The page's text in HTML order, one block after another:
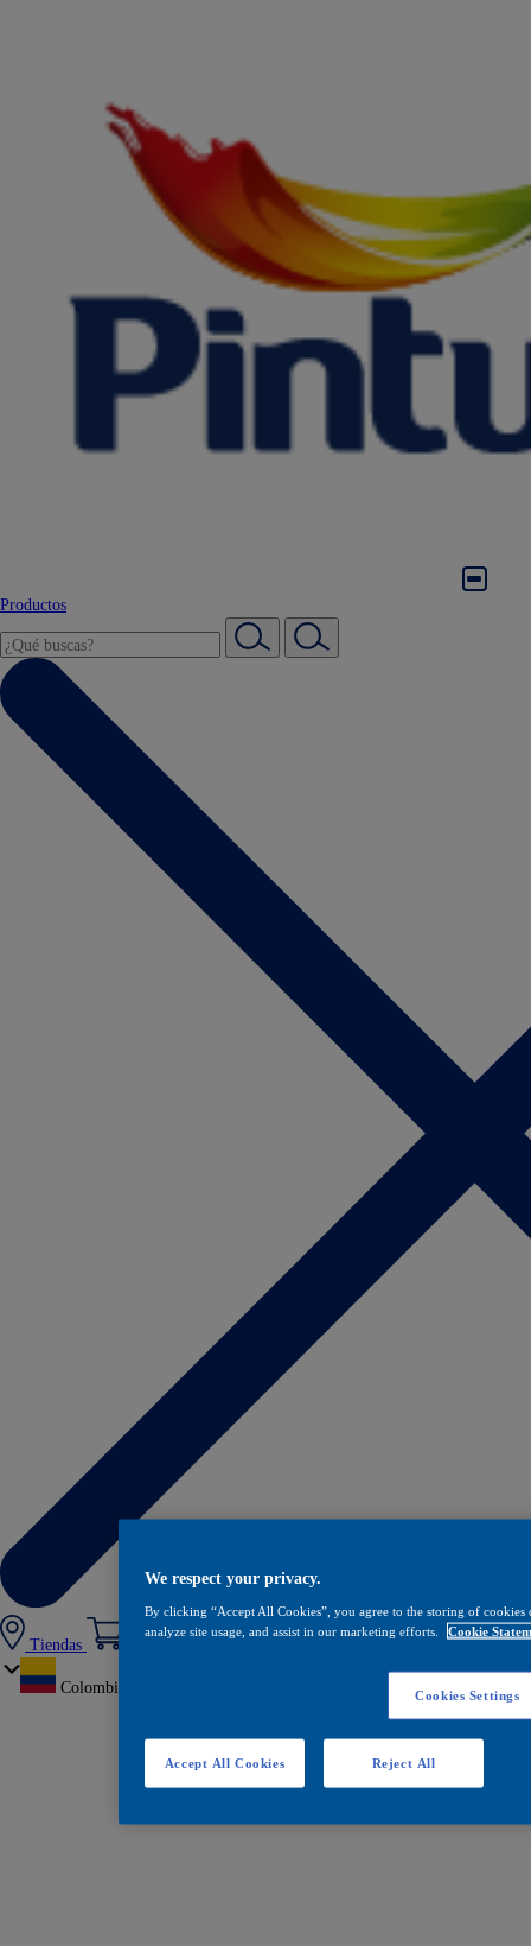
Productos
Tiendas
Colombia
We respect your privacy.
By clicking “Accept All Cookies”, you agree to the storing of
analyze site usage, and assist in our marketing efforts.
Cookie
Cookies Settings
Reject All
Accept All Cookies